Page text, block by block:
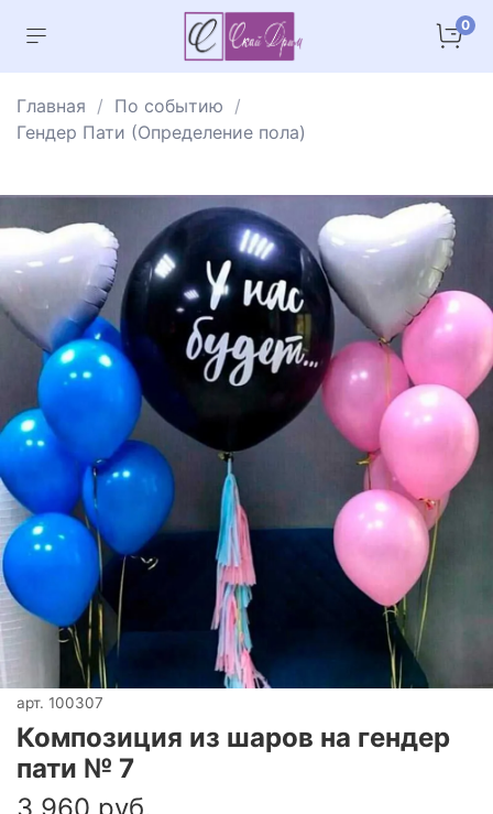
0
Главная
По событию
Гендер Пати (Определение пола)
арт. 100307
Композиция из шаров на гендер
пати № 7
3 960 руб.